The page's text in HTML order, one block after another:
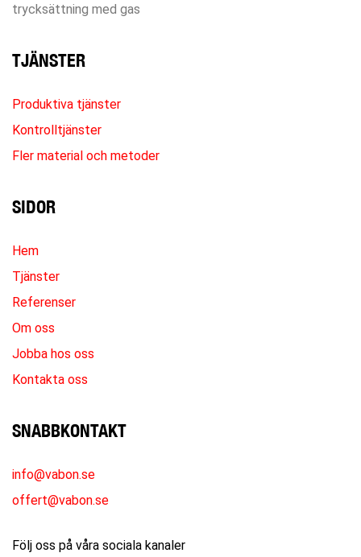
trycksättning med gas
TJÄNSTER
Produktiva tjänster
Kontrolltjänster
Fler material och metoder
SIDOR
Hem
Tjänster
Referenser
Om oss
Jobba hos oss
Kontakta oss
SNABBKONTAKT
info@vabon.se
offert@vabon.se
Följ oss på våra sociala kanaler